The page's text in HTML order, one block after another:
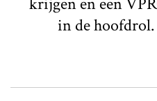
in de hoofdrol.